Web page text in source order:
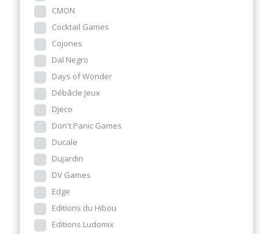
CMON
Cocktail Games
Cojones
Dal Negro
Days of Wonder
Débâcle Jeux
Djeco
Don't Panic Games
Ducale
Dujardin
DV Games
Edge
Editions du Hibou
Editions Ludomix